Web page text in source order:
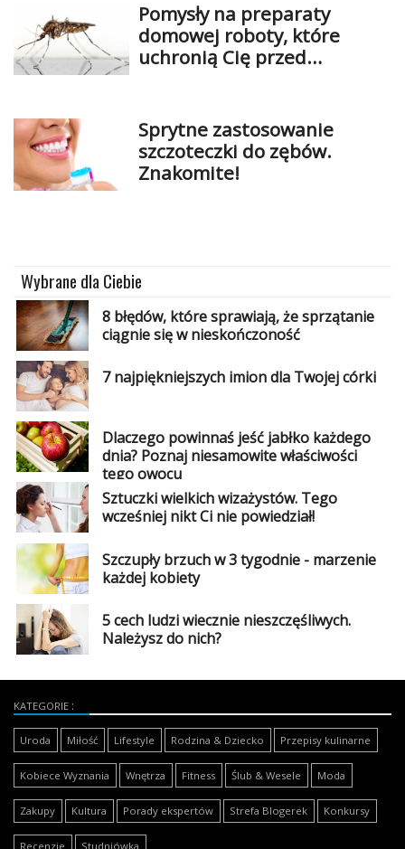
Pomysły na preparaty
domowej roboty, które
uchronią Cię przed
Sprytne zastosowanie
szczoteczki do zębów.
Znakomite!
Wybrane dla Ciebie
8 błędów, które sprawiają, że sprzątanie
ciągnie się w nieskończoność
7 najpiękniejszych imion dla Twojej córki
Dlaczego powinnaś jeść jabłko każdego
dnia? Poznaj niesamowite właściwości
tego owocu
Sztuczki wielkich wizażystów. Tego
wcześniej nikt Ci nie powiedział!
Szczupły brzuch w 3 tygodnie - marzenie
każdej kobiety
5 cech ludzi wiecznie nieszczęśliwych.
Należysz do nich?
KATEGORIE
Uroda Miłość Lifestyle Rodzina & Dziecko Przepisy kulinarne
Kobiece Wyznania Wnętrza Fitness Ślub & Wesele Moda
Zakupy Kultura Porady ekspertów Strefa Blogerek Konkursy
Recenzje Studniówka